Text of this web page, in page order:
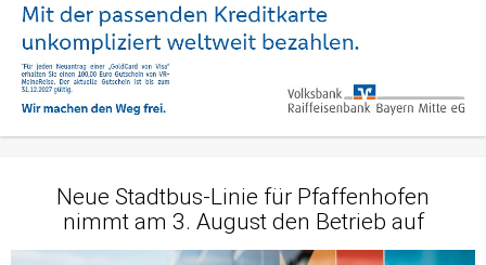
Neue Stadtbus-Linie für Pfaffenhofen
nimmt am 3. August den Betrieb auf